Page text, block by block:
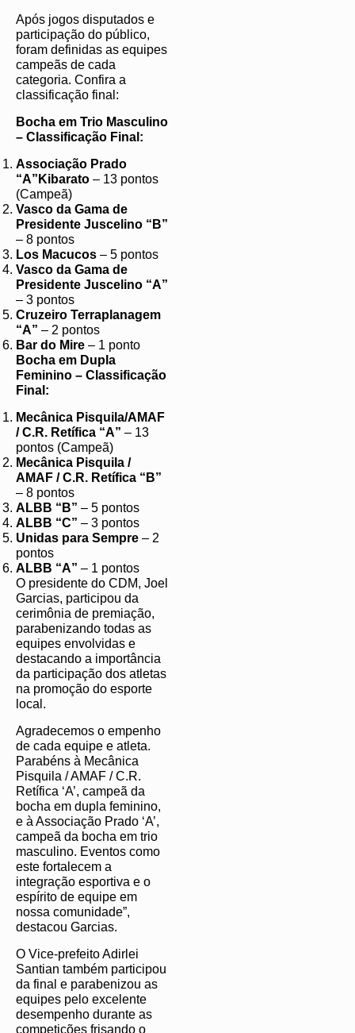
Após jogos disputados e
participação do público,
foram definidas as equipes
campeãs de cada
categoria. Confira a
classificação final:
Bocha em Trio Masculino
– Classificação Final:
Associação Prado
“A”Kibarato – 13 pontos
(Campeã)
Vasco da Gama de
Presidente Juscelino “B”
– 8 pontos
Los Macucos – 5 pontos
Vasco da Gama de
Presidente Juscelino “A”
– 3 pontos
Cruzeiro Terraplanagem
“A” – 2 pontos
Bar do Mire – 1 ponto
Bocha em Dupla
Feminino – Classificação
Final:
Mecânica Pisquila/AMAF
/ C.R. Retífica “A” – 13
pontos (Campeã)
Mecânica Pisquila /
AMAF / C.R. Retífica “B”
– 8 pontos
ALBB “B” – 5 pontos
ALBB “C” – 3 pontos
Unidas para Sempre – 2
pontos
ALBB “A” – 1 pontos
O presidente do CDM, Joel
Garcias, participou da
cerimônia de premiação,
parabenizando todas as
equipes envolvidas e
destacando a importância
da participação dos atletas
na promoção do esporte
local.
Agradecemos o empenho
de cada equipe e atleta.
Parabéns à Mecânica
Pisquila / AMAF / C.R.
Retífica ‘A’, campeã da
bocha em dupla feminino,
e à Associação Prado ‘A’,
campeã da bocha em trio
masculino. Eventos como
este fortalecem a
integração esportiva e o
espírito de equipe em
nossa comunidade”,
destacou Garcias.
O Vice-prefeito Adirlei
Santian também participou
da final e parabenizou as
equipes pelo excelente
desempenho durante as
competições frisando o